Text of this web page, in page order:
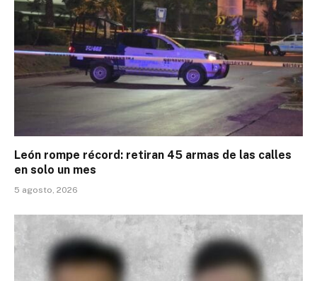
León rompe récord: retiran 45 armas de las calles
en solo un mes
5 agosto, 2026